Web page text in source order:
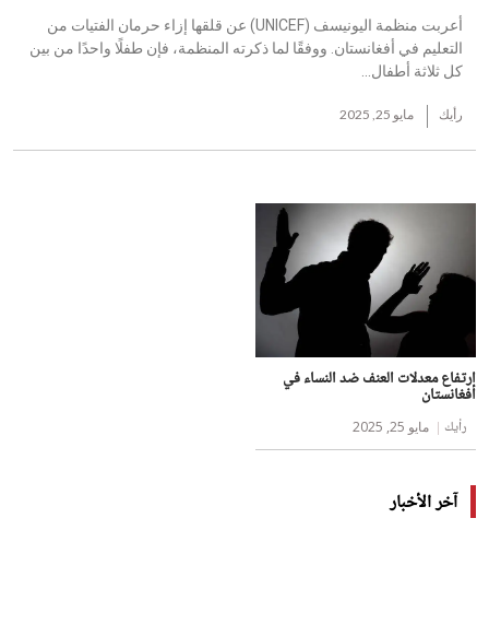
ارتفاع معدلات العنف ضد النساء في
أفغانستان
رأيك مايو 25, 2025
أعربت منظمة اليونيسف (UNICEF) عن قلقها إزاء حرمان الفتيات من
التعليم في أفغانستان. ووفقًا لما ذكرته المنظمة، فإن طفلًا واحدًا من بين
كل ثلاثة أطفال...
رأيك مايو 25, 2025
آخر الأخبار